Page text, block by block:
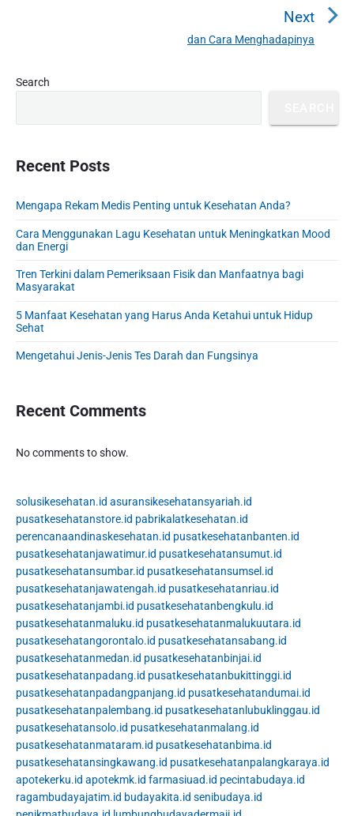
i
g
i
n
o
s
o
t
Next
N
dan Cara Menghadapinya
P
r
i
d
e
a
Search
Recent Posts
Mengapa Rekam Medis Penting untuk Kesehatan Anda?
Cara Menggunakan Lagu Kesehatan untuk Meningkatkan Mood
dan Energi
Tren Terkini dalam Pemeriksaan Fisik dan Manfaatnya bagi
Masyarakat
5 Manfaat Kesehatan yang Harus Anda Ketahui untuk Hidup
Sehat
Mengetahui Jenis-Jenis Tes Darah dan Fungsinya
Recent Comments
No comments to show.
solusikesehatan.id asuransikesehatansyariah.id
pusatkesehatanstore.id pabrikalatkesehatan.id
perencanaandinaskesehatan.id pusatkesehatanbanten.id
pusatkesehatanjawatimur.id pusatkesehatansumut.id
pusatkesehatansumbar.id pusatkesehatansumsel.id
pusatkesehatanjawatengah.id pusatkesehatanriau.id
pusatkesehatanjambi.id pusatkesehatanbengkulu.id
pusatkesehatanmaluku.id pusatkesehatanmalukuutara.id
pusatkesehatangorontalo.id pusatkesehatansabang.id
pusatkesehatanmedan.id pusatkesehatanbinjai.id
pusatkesehatanpadang.id pusatkesehatanbukittinggi.id
pusatkesehatanpadangpanjang.id pusatkesehatandumai.id
pusatkesehatanpalembang.id pusatkesehatanlubuklinggau.id
pusatkesehatansolo.id pusatkesehatanmalang.id
pusatkesehatanmataram.id pusatkesehatanbima.id
pusatkesehatansingkawang.id pusatkesehatanpalangkaraya.id
apotekerku.id apotekmk.id farmasiuad.id pecintabudaya.id
ragambudayajatim.id budayakita.id senibudaya.id